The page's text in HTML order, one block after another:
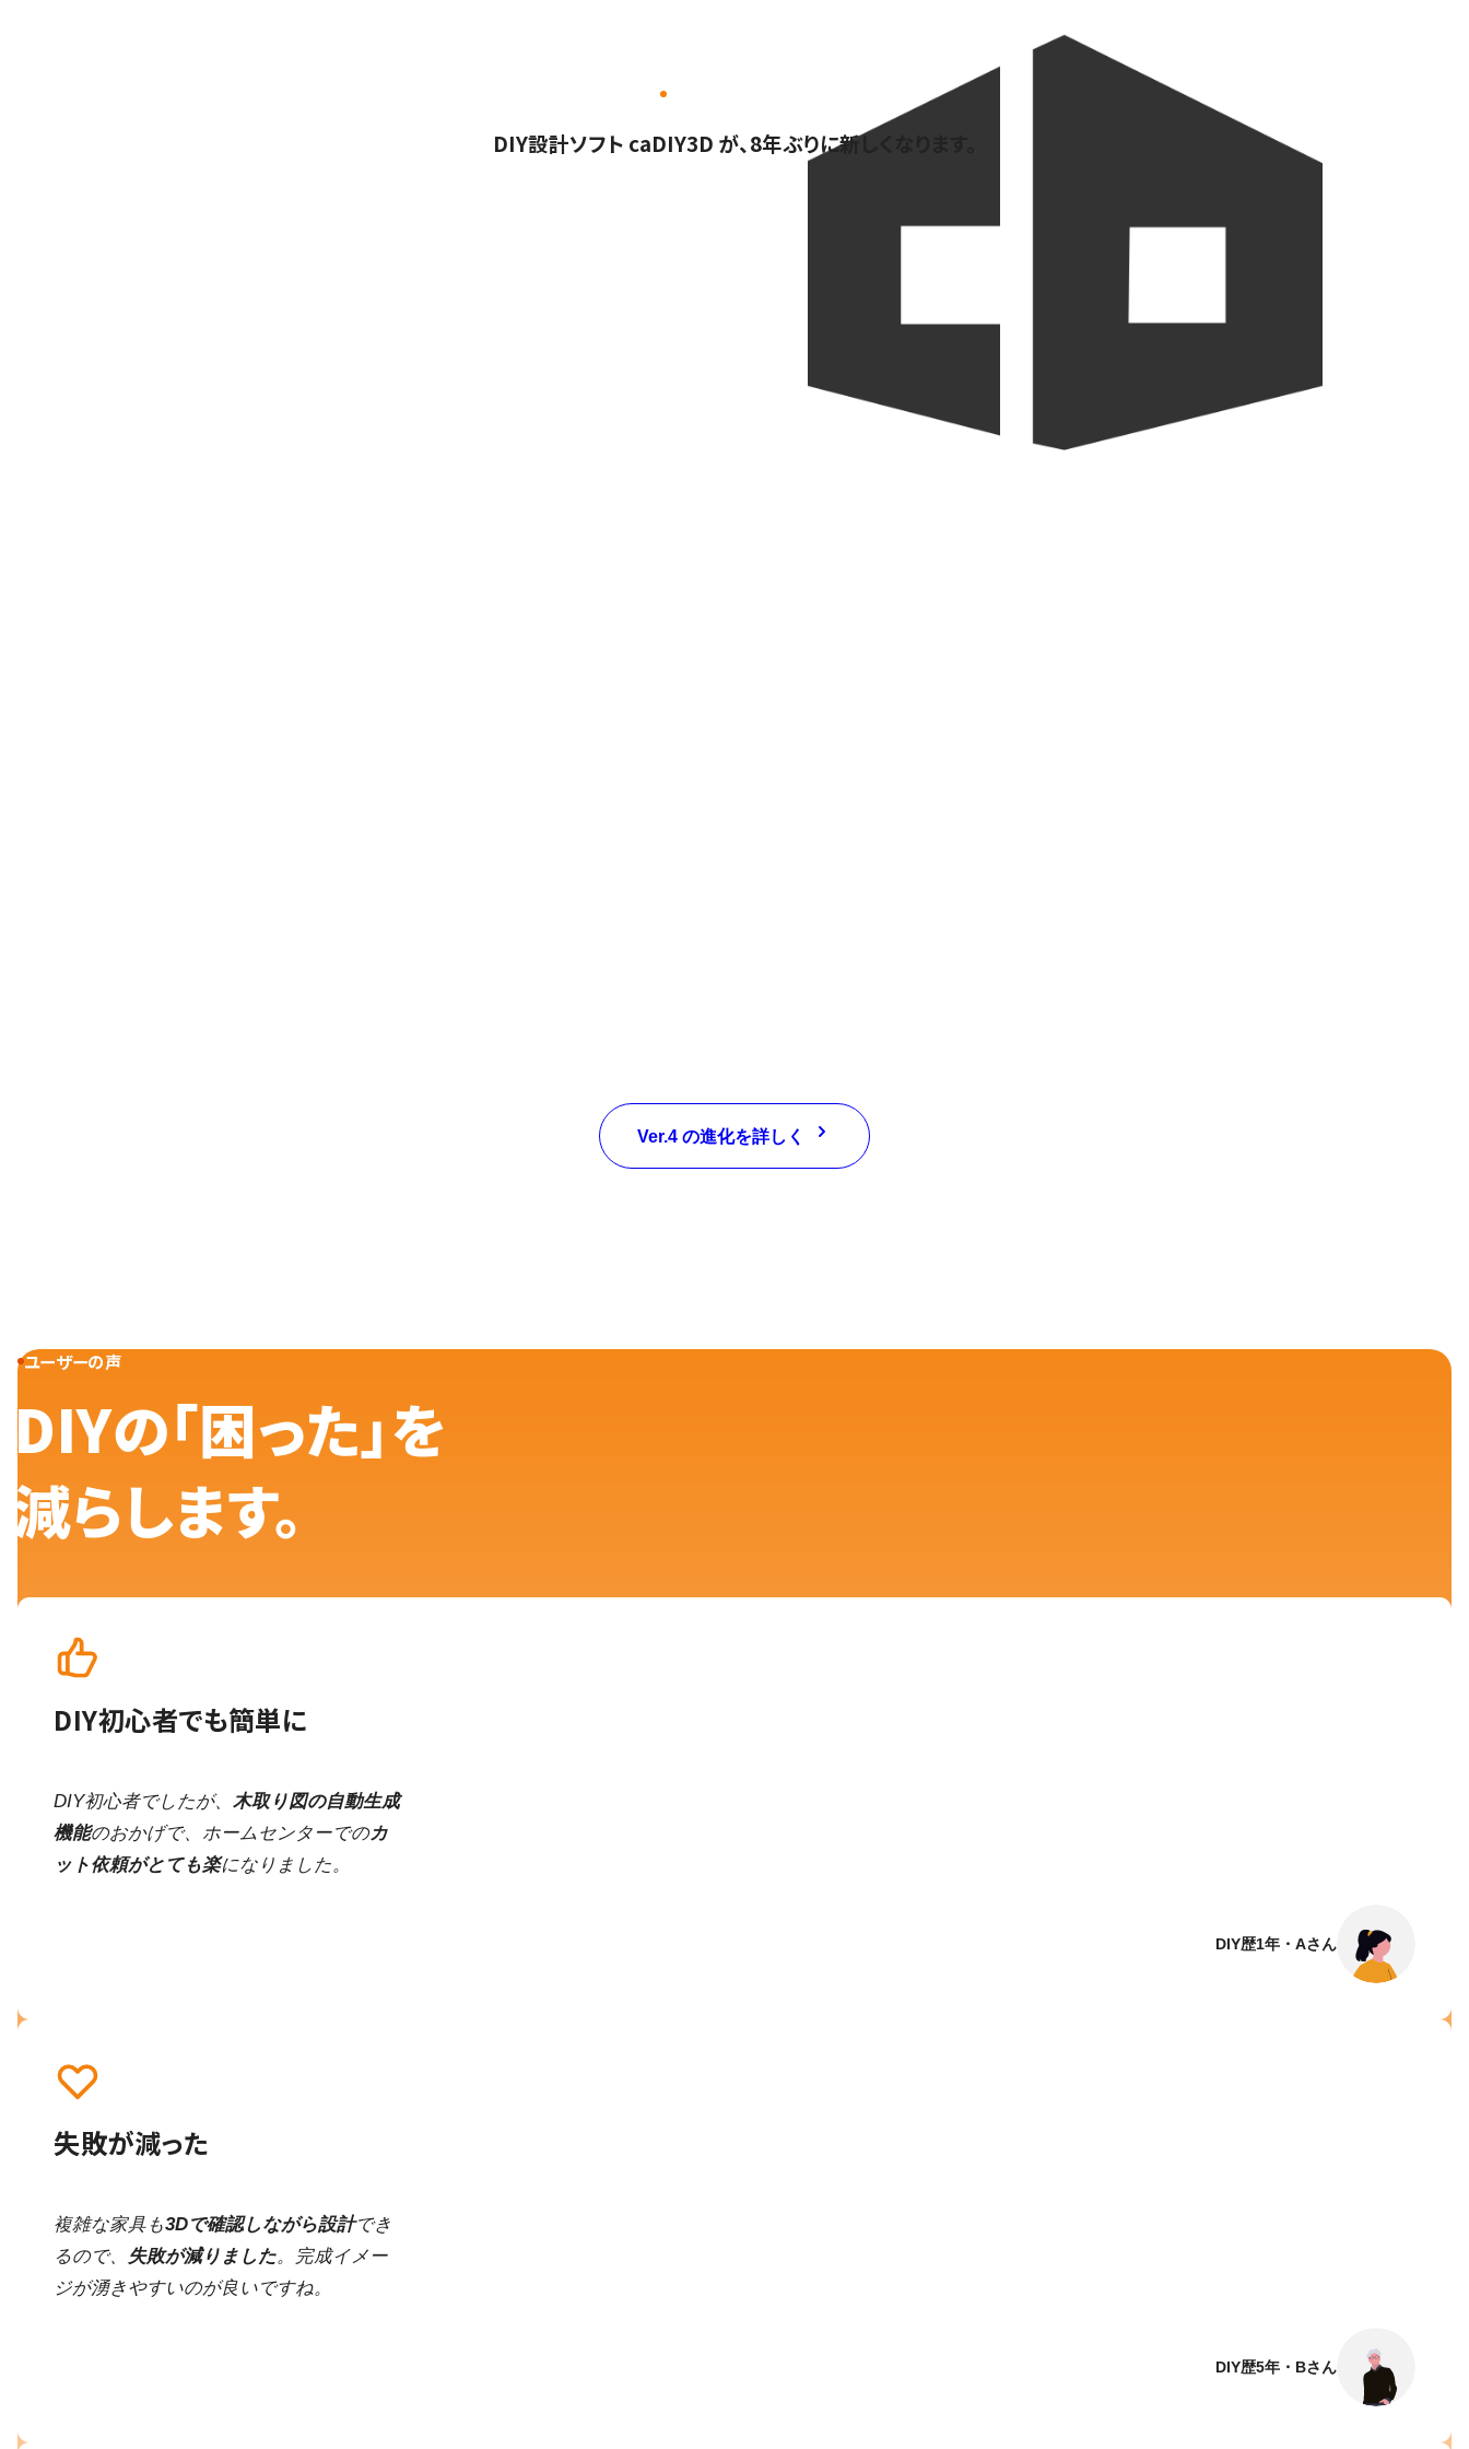
DIY設計ソフト caDIY3D が、8年ぶりに新しくなります。
Ver.4 の進化を詳しく
ユーザーの声
DIYの「困った」を
減らします。
DIY初心者でも簡単に
DIY初心者でしたが、木取り図の自動生成
機能のおかげで、ホームセンターでのカ
ット依頼がとても楽になりました。
DIY歴1年・Aさん
失敗が減った
複雑な家具も3Dで確認しながら設計でき
るので、
失敗が減りました。完成イメー
ジが湧きやすいのが良いですね。
DIY歴5年・Bさん